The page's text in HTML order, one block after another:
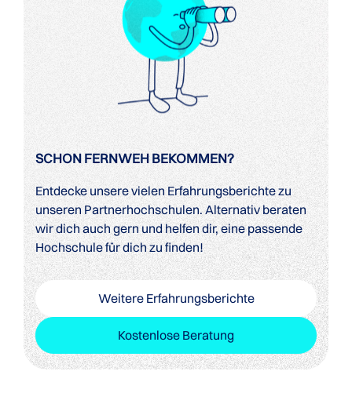
SCHON FERNWEH BEKOMMEN?
Entdecke unsere vielen Erfahrungsberichte zu
unseren Partnerhochschulen. Alternativ beraten
wir dich auch gern und helfen dir, eine passende
Hochschule für dich zu finden!
Weitere Erfahrungsberichte
Kostenlose Beratung